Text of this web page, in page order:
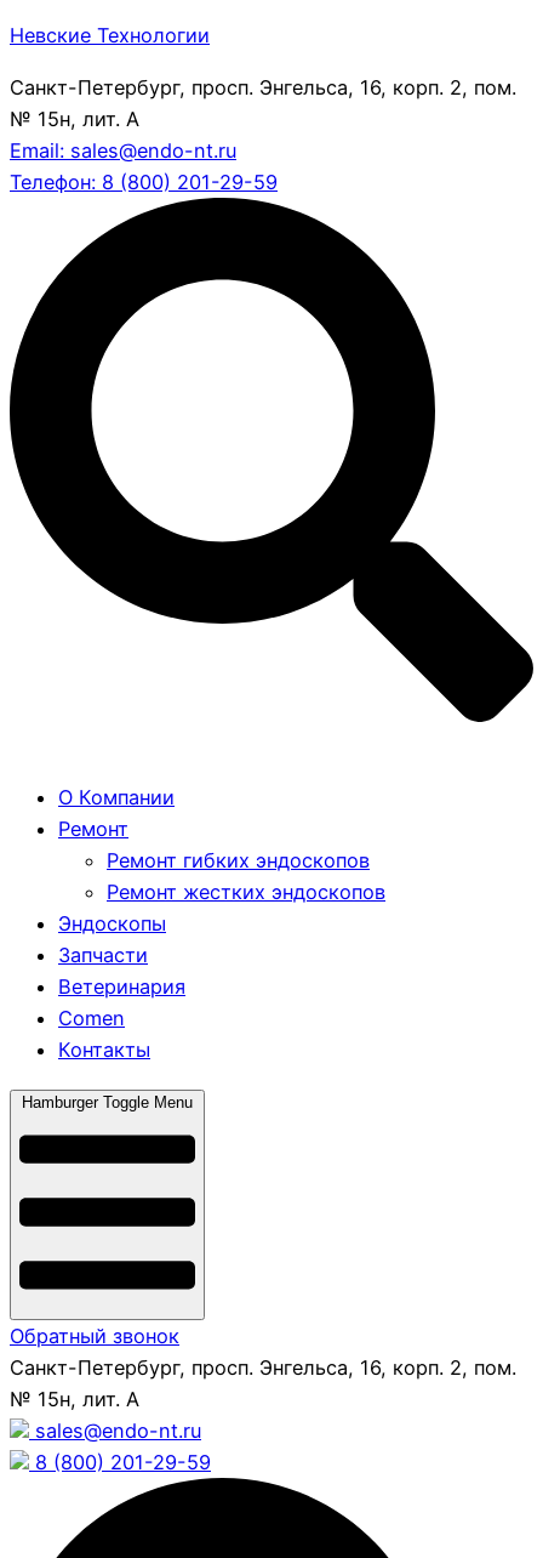
Невские Технологии
Санкт-Петербург, просп. Энгельса, 16, корп. 2, пом.
№ 15н, лит. А
Email: sales@endo-nt.ru
Телефон: 8 (800) 201-29-59
О Компании
Ремонт
Ремонт гибких эндоскопов
Ремонт жестких эндоскопов
Эндоскопы
Запчасти
Ветеринария
Comen
Контакты
Hamburger Toggle Menu
Обратный звонок
Санкт-Петербург, просп. Энгельса, 16, корп. 2, пом.
№ 15н, лит. А
sales@endo-nt.ru
8 (800) 201-29-59